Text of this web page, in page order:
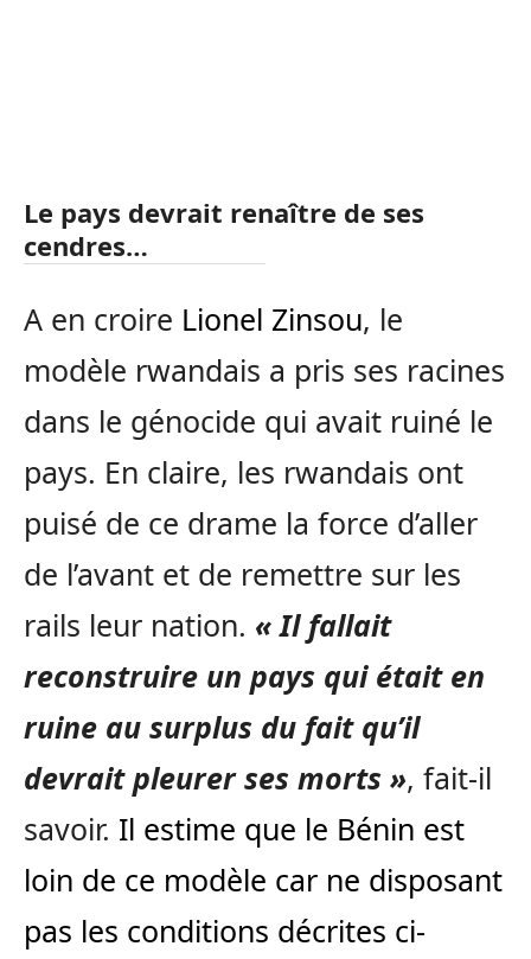
Le pays devrait renaître de ses
cendres…
A en croire Lionel Zinsou, le
modèle rwandais a pris ses racines
dans le génocide qui avait ruiné le
pays. En claire, les rwandais ont
puisé de ce drame la force d’aller
de l’avant et de remettre sur les
rails leur nation. « Il fallait
reconstruire un pays qui était en
ruine au surplus du fait qu’il
devrait pleurer ses morts », fait-il
savoir. Il estime que le Bénin est
loin de ce modèle car ne disposant
pas les conditions décrites ci-